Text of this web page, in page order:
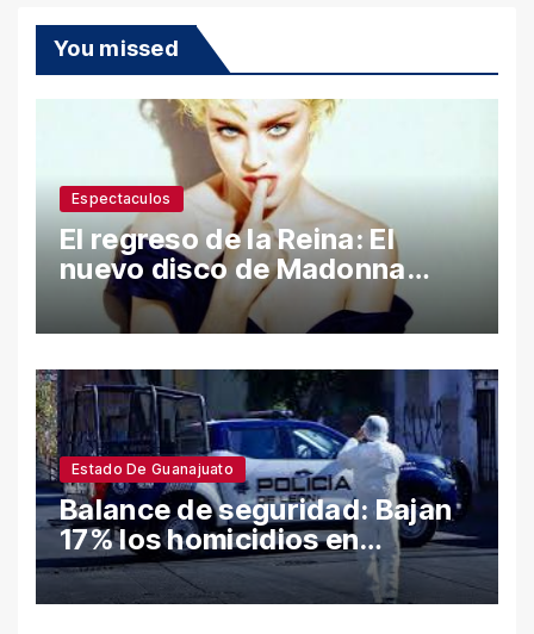
You missed
Espectaculos
El regreso de la Reina: El
nuevo disco de Madonna
desata polémica con ataques
a Sean Penn y confesiones
Estado De Guanajuato
Balance de seguridad: Bajan
17% los homicidios en
Guanajuato en el semestre;
León y Salamanca lideran